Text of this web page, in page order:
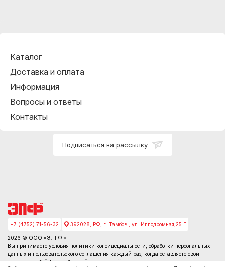
Каталог
Доставка и оплата
Информация
Вопросы и ответы
Контакты
Подписаться на рассылку
+7 (4752) 71-56-32 392028, РФ, г. Тамбов , ул. Ипподромная,25 Г
2026 © ООО «Э.П.Ф.»
Вы принимаете условия политики конфидециальности , обработки персональных
данных и пользовательского соглашения каждый раз, когда оставляете свои
данные в любой форме обратной связи на сайте